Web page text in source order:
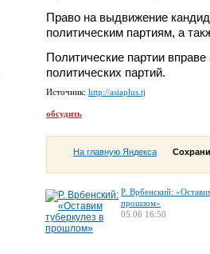
Право на выдвижение
политическим партиям, а
Политические партии
политических партий.
Источник: http://asiaplus.tj
обсудить
На главную Яндекса
Р. Врбенский:
прошлом»
05.06 16:50